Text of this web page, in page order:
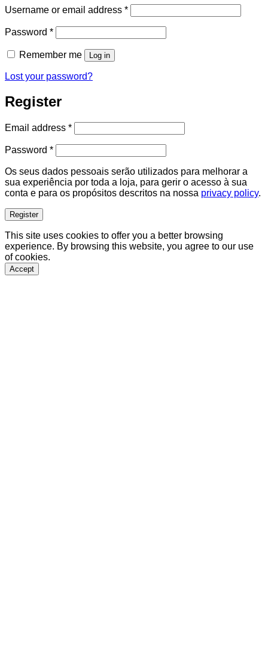
Username or email address *Required
Password *Required
Remember me Log in
Lost your password?
Register
Email address *Required
Password *Required
Os seus dados pessoais serão utilizados para melhorar a
sua experiência por toda a loja, para gerir o acesso à sua
conta e para os propósitos descritos na nossa privacy policy.
Register
This site uses cookies to offer you a better browsing
experience. By browsing this website, you agree to our use
of cookies.
Accept